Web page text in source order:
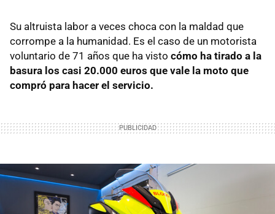
Su altruista labor a veces choca con la maldad que
corrompe a la humanidad. Es el caso de un motorista
voluntario de 71 años que ha visto cómo ha tirado a la
basura los casi 20.000 euros que vale la moto que
compró para hacer el servicio.